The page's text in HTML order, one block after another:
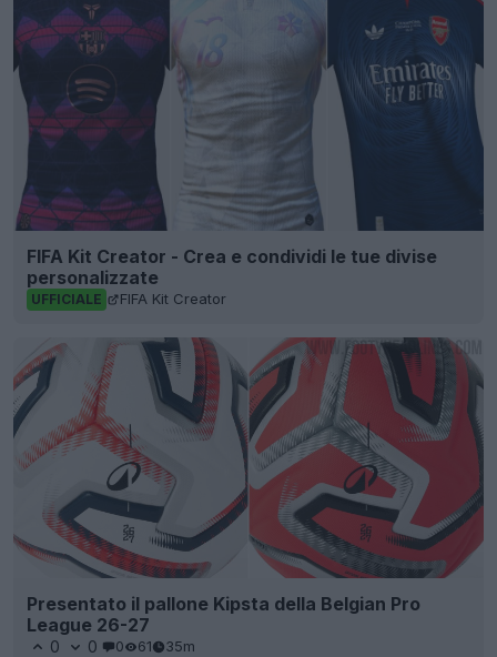
FIFA Kit Creator - Crea e condividi le tue divise
personalizzate
UFFICIALE FIFA Kit Creator
Presentato il pallone Kipsta della Belgian Pro
League 26-27
0 0 0 61 35m